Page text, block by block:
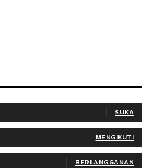
SUKA
MENGIKUTI
BERLANGGANAN